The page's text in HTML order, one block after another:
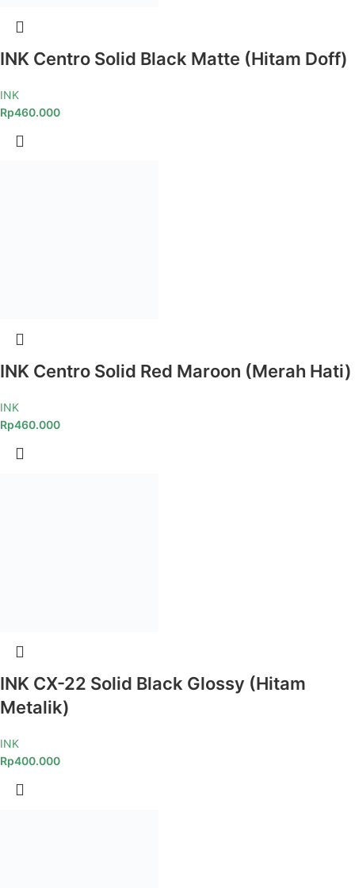
INK Centro Solid Black Matte (Hitam Doff)
INK
Rp460.000
INK Centro Solid Red Maroon (Merah Hati)
INK
Rp460.000
INK CX-22 Solid Black Glossy (Hitam
Metalik)
INK
Rp400.000